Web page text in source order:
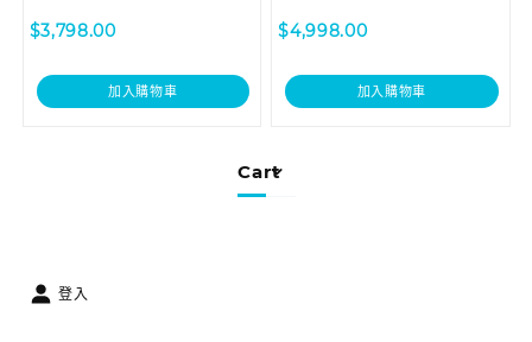
Cart
$3,798.00
加入購物車
$4,998.00
加入購物車
登入